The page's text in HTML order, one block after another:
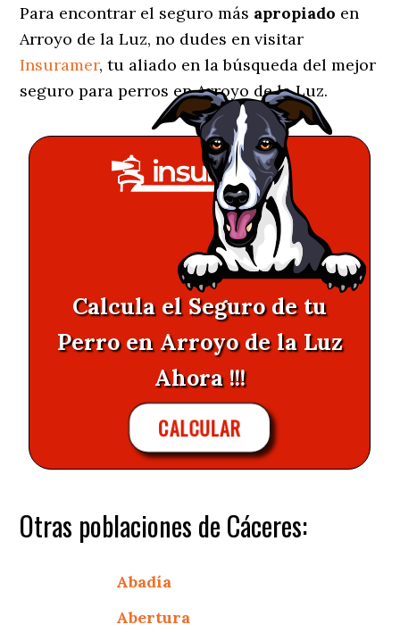
Para encontrar el seguro más apropiado en
Arroyo de la Luz, no dudes en visitar
Insuramer, tu aliado en la búsqueda del mejor
seguro para perros en Arroyo de la Luz.
Calcula el Seguro de tu
Perro en Arroyo de la Luz
Ahora !!!
CALCULAR
Otras poblaciones de Cáceres:
Abadía
Abertura